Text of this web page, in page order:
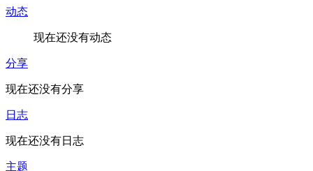
动态
现在还没有动态
分享
现在还没有分享
日志
现在还没有日志
主题